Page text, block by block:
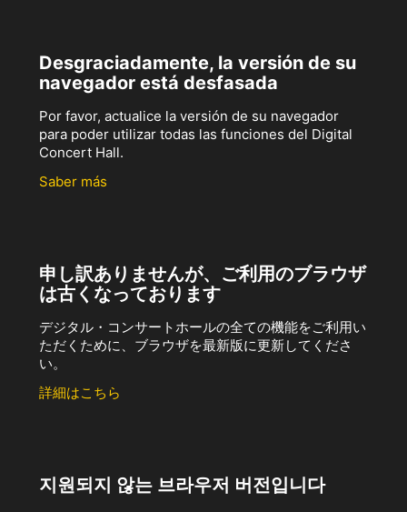
Desgraciadamente, la versión de su
navegador está desfasada
Por favor, actualice la versión de su navegador
para poder utilizar todas las funciones del Digital
Concert Hall.
Saber más
申し訳ありませんが、ご利用のブラウザ
は古くなっております
デジタル・コンサートホールの全ての機能をご利用い
ただくために、ブラウザを最新版に更新してくださ
い。
詳細はこちら
지원되지 않는 브라우저 버전입니다